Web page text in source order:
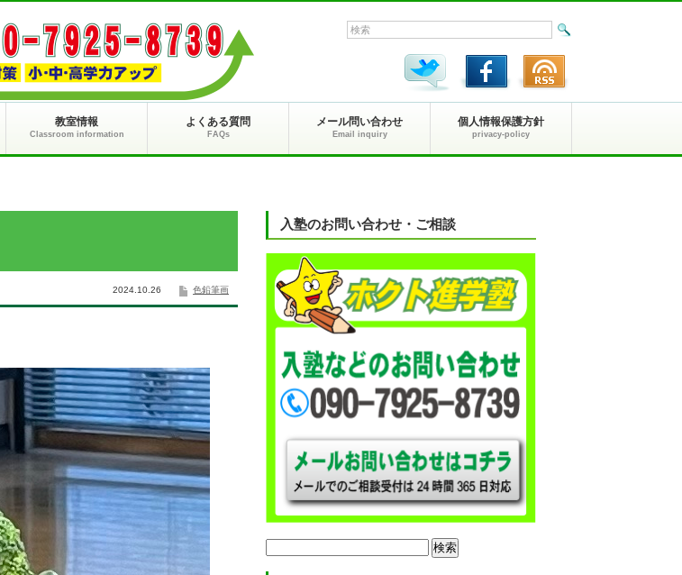
教室情報
Classroom information
よくある質問
FAQs
メール問い合わせ
Email inquiry
個人情報保護方針
privacy-policy
色鉛筆画
2024.10.26
入塾のお問い合わせ・ご相談
検
索: